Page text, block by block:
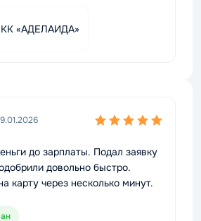
«АДЕЛАИДА»
до зарплаты. Подал заявку
довольно быстро.
карту через несколько минут.